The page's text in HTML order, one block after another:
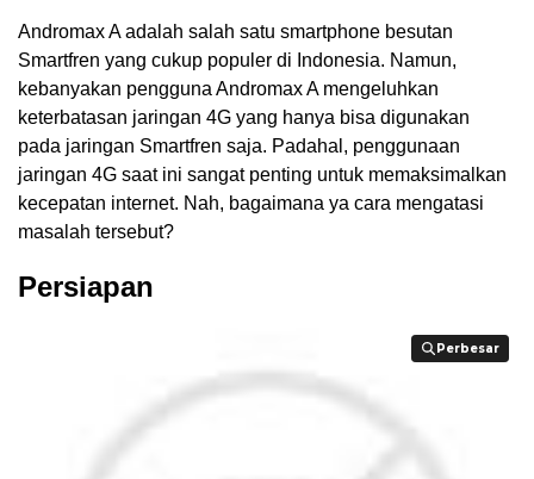
Andromax A adalah salah satu smartphone besutan
Smartfren yang cukup populer di Indonesia. Namun,
kebanyakan pengguna Andromax A mengeluhkan
keterbatasan jaringan 4G yang hanya bisa digunakan
pada jaringan Smartfren saja. Padahal, penggunaan
jaringan 4G saat ini sangat penting untuk memaksimalkan
kecepatan internet. Nah, bagaimana ya cara mengatasi
masalah tersebut?
Persiapan
Perbesar
Perbesar